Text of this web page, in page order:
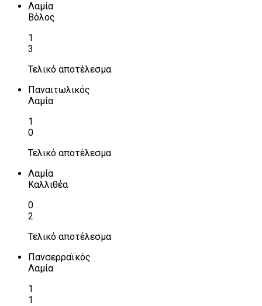
Λαμία
Βόλος
1
3
Τελικό αποτέλεσμα
Παναιτωλικός
Λαμία
1
0
Τελικό αποτέλεσμα
Λαμία
Καλλιθέα
0
2
Τελικό αποτέλεσμα
Πανσερραϊκός
Λαμία
1
1